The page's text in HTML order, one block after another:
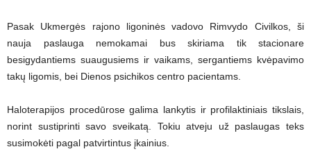
Pasak Ukmergės rajono ligoninės vadovo Rimvydo Civilkos, ši
nauja paslauga nemokamai bus skiriama tik stacionare
besigydantiems suaugusiems ir vaikams, sergantiems kvėpavimo
takų ligomis, bei Dienos psichikos centro pacientams.
Haloterapijos procedūrose galima lankytis ir profilaktiniais tikslais,
norint sustiprinti savo sveikatą. Tokiu atveju už paslaugas teks
susimokėti pagal patvirtintus įkainius.